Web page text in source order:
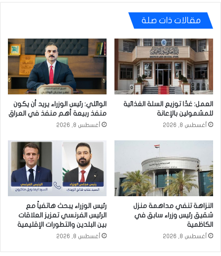
مقالات ذات صلة
العمل: غدًا توزيع السلة الغذائية
للمشمولين بالإعانة
أغسطس 8, 2026
الوائلي: رئيس الوزراء يريد أن يكون
منفذ ربيعة أهم منفذ في العراق
أغسطس 8, 2026
النزاهة تنفي مداهمة منزل
شقيق رئيس وزراء سابق في
الكاظمية
أغسطس 8, 2026
رئيس الوزراء يبحث هاتفياً مع
الرئيس الفرنسي تعزيز العلاقات
بين البلدين والتطورات الإقليمية
أغسطس 8, 2026